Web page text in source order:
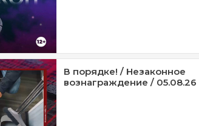
В порядке! / Незаконное
вознаграждение / 05.08.26